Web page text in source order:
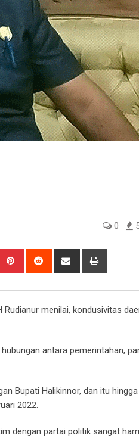
0
Pinterest Reddit
Share
menilai, kondusivitas
antara pemerintahan,
Bupati Halikinnor, dan itu
2022.
dengan partai politik sangat